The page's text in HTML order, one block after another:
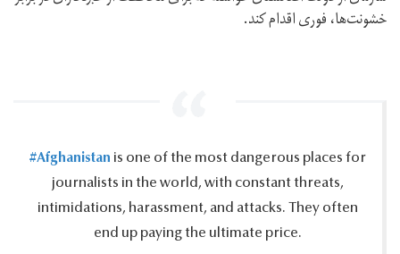
خشونت‌ها، فوری اقدام کند.
#Afghanistanis one of the most dangerous places for
journalists in the world, with constant threats,
intimidations, harassment, and attacks.‎ They often
end up paying the ultimate price.‎